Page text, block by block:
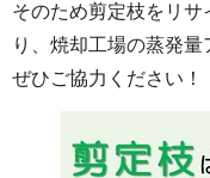
そのため剪定枝をリ
り、焼却工場の蒸発量
ぜひご協力ください！